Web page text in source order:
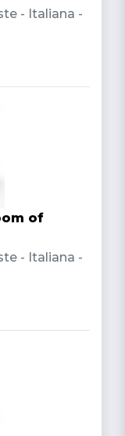
- Italiana -
of
- Italiana -